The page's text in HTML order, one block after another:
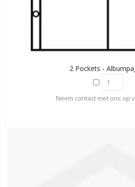
2 Pockets -
Neem contact met ons op